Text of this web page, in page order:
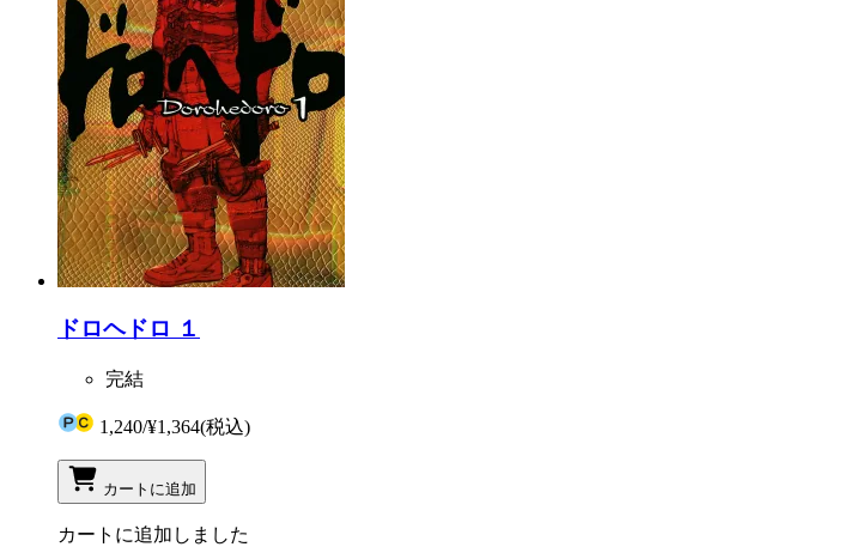
ドロヘドロ １
完結
1,240/¥1,364(税込)
カートに追加
カートに追加しました